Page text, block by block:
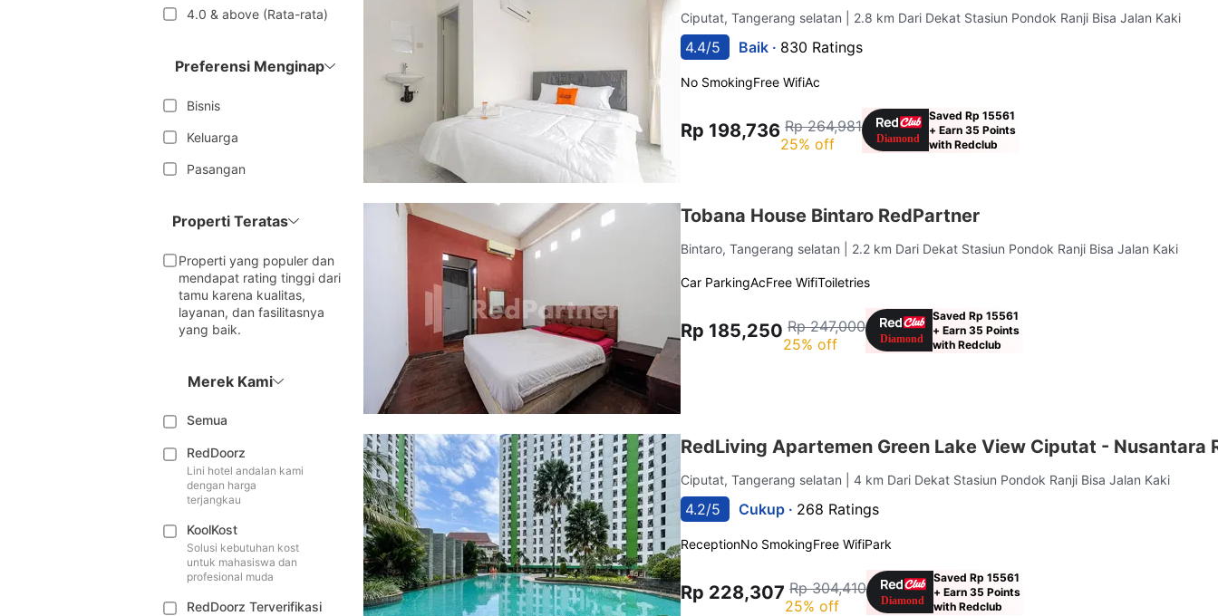
4.0 & above (Rata-rata)
Preferensi Menginap
Bisnis
Keluarga
Pasangan
Properti Teratas
Properti yang populer dan
mendapat rating tinggi dari
tamu karena kualitas,
layanan, dan fasilitasnya
yang baik.
Merek Kami
Semua
RedDoorz
Lini hotel andalan kami
dengan harga
terjangkau
KoolKost
Solusi kebutuhan kost
untuk mahasiswa dan
profesional muda
RedDoorz Terverifikasi
Ciputat, Tangerang selatan | 2.8 km Dari Dekat Stasiun Pondok Ranji Bisa Jalan Kaki
4.4/5 Baik · 830 Ratings
No SmokingFree WifiAc
Rp 198,736 Rp 264,981
25% off
Saved Rp 15561
+ Earn 35 Points
with Redclub
Tobana House Bintaro RedPartner
Bintaro, Tangerang selatan | 2.2 km Dari Dekat Stasiun Pondok Ranji Bisa Jalan Kaki
Car ParkingAcFree WifiToiletries
Rp 185,250 Rp 247,000
25% off
Saved Rp 15561
+ Earn 35 Points
with Redclub
RedLiving Apartemen Green Lake View Ciputat - Nusantara
Ciputat, Tangerang selatan | 4 km Dari Dekat Stasiun Pondok Ranji Bisa Jalan Kaki
4.2/5 Cukup · 268 Ratings
ReceptionNo SmokingFree WifiPark
Rp 228,307 Rp 304,410
25% off
Saved Rp 15561
+ Earn 35 Points
with Redclub